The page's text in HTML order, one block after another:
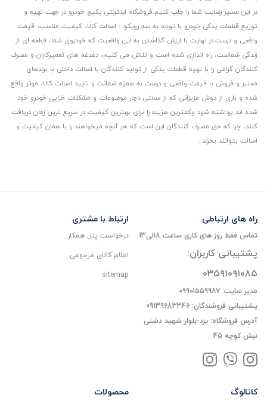
در این مسیر رضایت شما را جلب کنیم.فروشگاه اینترنتی پکیج خودرو در جهت تهیه و
توزیع قطعات یدکی خودرو با توجه به سه رویکرد : اصالت کالا، کیفیت مناسب، قیمت
واقعی و درست.در نهایت با ارزش گذاشتن به این واقعیت که خودروی شما، قطعه ای از
زندگی شماست، راه اندازی شده است و تلاش می کنیم، دغدغه های تعمیرکاران و مصرف
کنندگان گرامی را با تهیه قطعات یدکی از تولید کنندگان با اصالت داخلی با برندهای
معتبر و فروش با قیمت واقعی و درست به همراه ضمانت و تایید اصالت کالا، موثر واقع
شده و باری از دوش عزیزانی که از سمتی دچار موضوعات و مشکلات خرابی خودرو خود
شده اند برداشته شود و‌کمترین هزینه را برای بهترین کیفیت در سریع ترین زمان دریافت
کنند، چرا که حق مصرف کنندگان این است که هر آنچه میخواهند را با همان کیفیت و
اصالت بتوانند بخرند..
راه های ارتباطی
تماس فقط روز های کاری ساعت 8الی13
پشتیبانی کاربران:
۰۳۵۹۱۰۹۱۰۸۵
مدیر سایت: ۰۹۹۰۱۵۵۹۹۸۷
پشتیبانی فروشندگان: 09139683346
آدرس فروشگاه: یزد-بلوار شهید دشتی
نبش کوچه 45
ارتباط با مشتری
درخواست پنل همکار
اعلام کالای مرجوعی
sitemap
کاتالوگ محصولات